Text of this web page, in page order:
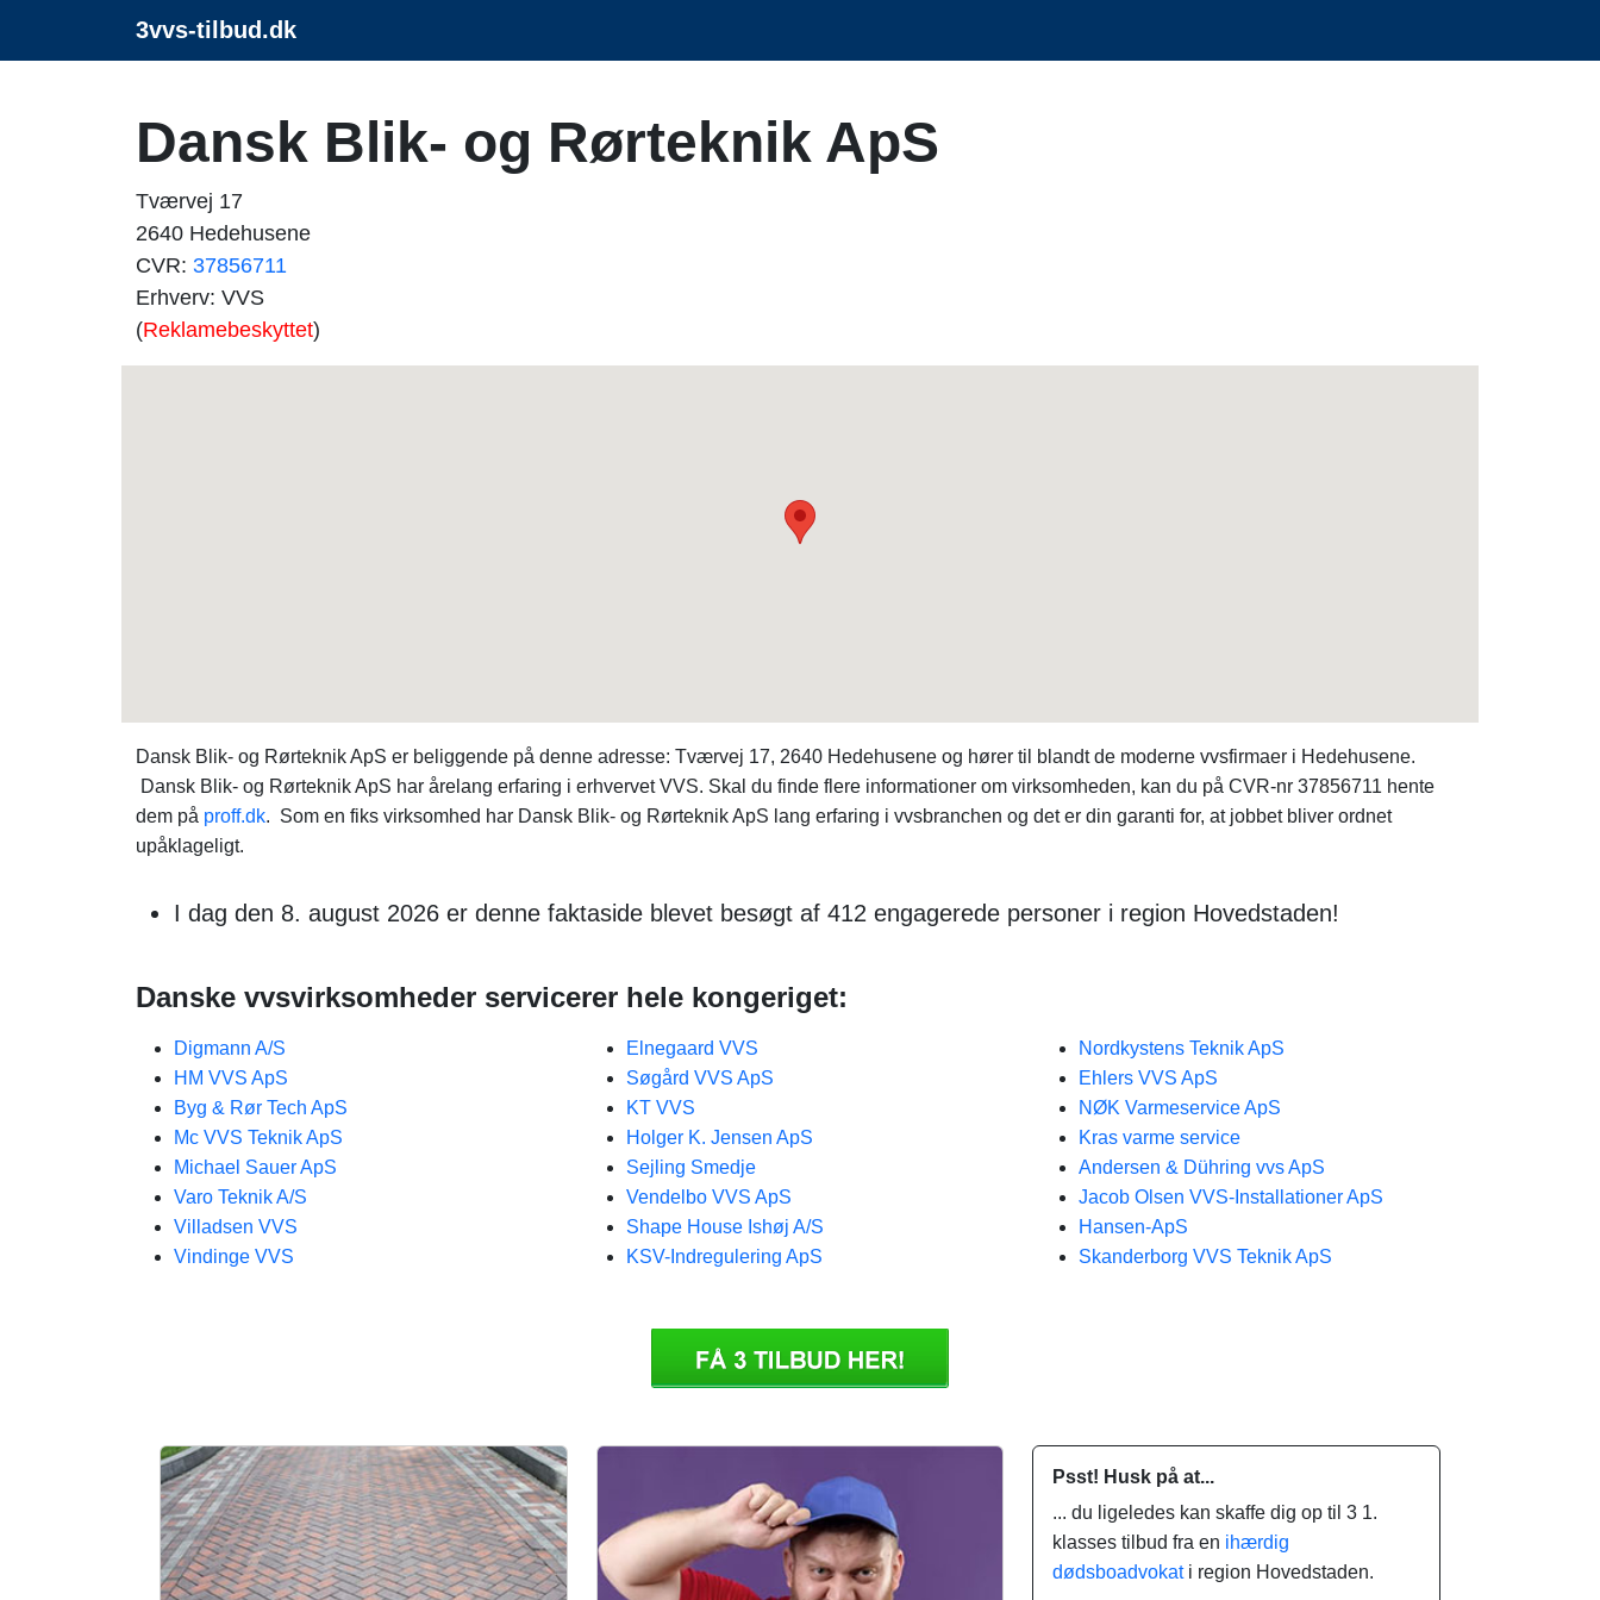
3vvs-tilbud.dk
Dansk Blik- og Rørteknik ApS
Tværvej 17
2640 Hedehusene
CVR: 37856711
Erhverv: VVS
(Reklamebeskyttet)
Dansk Blik- og Rørteknik ApS er beliggende på denne adresse: Tværvej 17, 2640 Hedehusene og hører til blandt de moderne vvsfirmaer i Hedehusene.
Dansk Blik- og Rørteknik ApS har årelang erfaring i erhvervet VVS. Skal du finde flere informationer om virksomheden, kan du på CVR-nr 37856711 hente
dem på proff.dk. Som en fiks virksomhed har Dansk Blik- og Rørteknik ApS lang erfaring i vvsbranchen og det er din garanti for, at jobbet bliver ordnet
upåklageligt.
I dag den 8. august 2026 er denne faktaside blevet besøgt af 412 engagerede personer i region Hovedstaden!
Danske vvsvirksomheder servicerer hele kongeriget:
Digmann A/S
HM VVS ApS
Byg & Rør Tech ApS
Mc VVS Teknik ApS
Michael Sauer ApS
Varo Teknik A/S
Villadsen VVS
Vindinge VVS
Elnegaard VVS
Søgård VVS ApS
KT VVS
Holger K. Jensen ApS
Sejling Smedje
Vendelbo VVS ApS
Shape House Ishøj A/S
KSV-Indregulering ApS
Nordkystens Teknik ApS
Ehlers VVS ApS
NØK Varmeservice ApS
Kras varme service
Andersen & Dühring vvs ApS
Jacob Olsen VVS-Installationer ApS
Hansen-ApS
Skanderborg VVS Teknik ApS
Psst! Husk på at...
... du ligeledes kan skaffe dig op til 3 1.
klasses tilbud fra en ihærdig
dødsboadvokati region Hovedstaden.